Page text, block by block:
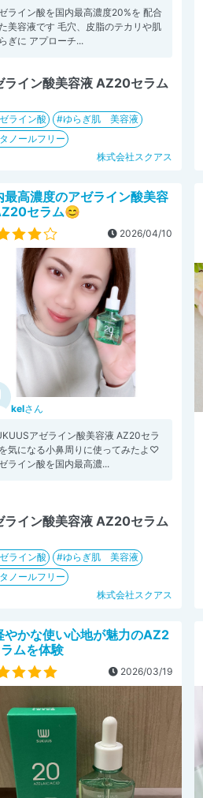
ライン酸を国内最高濃度20%を 配合
美容液です 毛穴、皮脂のテカリや肌
ぎに アプローチ...
ライン酸美容液 AZ20セラム
ライン酸
ゆらぎ肌 美容液
ノールフリー
株式会社スクアス
最高濃度のアゼライン酸美容
セラム😊
2026/04/10
kelさん
アゼライン酸美容液 AZ20セラ
気になる小鼻周りに使ってみたよ♡
ライン酸を国内最高濃...
ライン酸美容液 AZ20セラム
ライン酸
ゆらぎ肌 美容液
ノールフリー
株式会社スクアス
やかな使い心地が魅力のAZ2
ムを体験
2026/03/19